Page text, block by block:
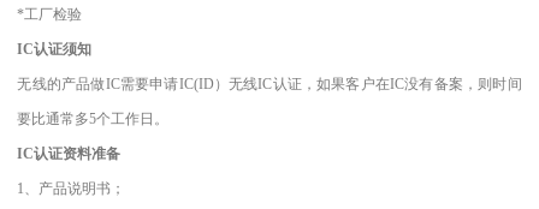
*工厂检验
IC认证须知
无线的产品做IC需要申请IC(ID）无线IC认证，如果客户在IC没有备案，则时间
要比通常多5个工作日。
IC认证资料准备
1、产品说明书；